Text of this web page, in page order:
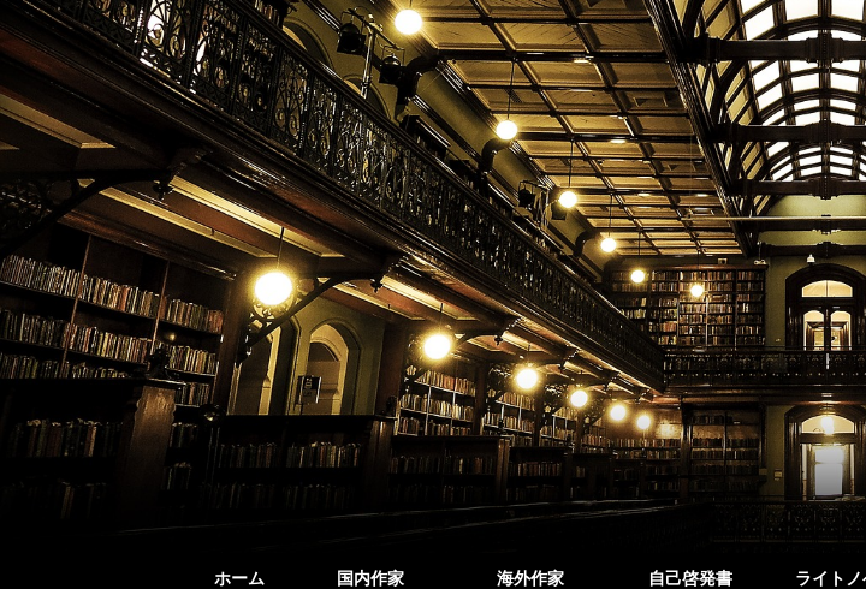
ホーム 国内作家 海外作家 自己啓発書 ライト